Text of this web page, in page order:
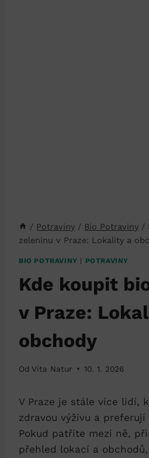
/ Potraviny / Bio Potraviny /
zeleninu v Praze: Lokality a
BIO POTRAVINY POTRAVINY
Kde koupit
v Praze:
obchody
Od Vita Natur 10. 1. 2026
V Praze je stále ⁣více lidí,
zdravou výživu a preferují
Pokud patříte mezi ně,
přehled lokací a